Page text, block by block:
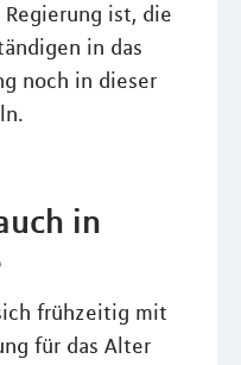
ist, die
in das
noch in dieser
in
frühzeitig mit
für das Alter